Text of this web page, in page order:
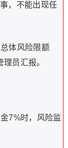
，不能出现任
体风险限额
员汇报。
7%时，风险监